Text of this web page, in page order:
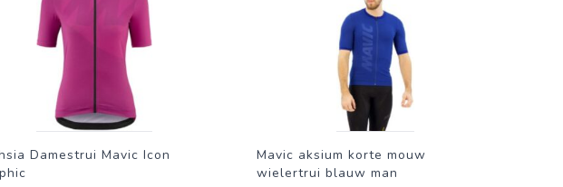
+ 1 sleutelzak met
Damestrui Mavic Icon
Mavic aksium korte mouw
wielertrui blauw man